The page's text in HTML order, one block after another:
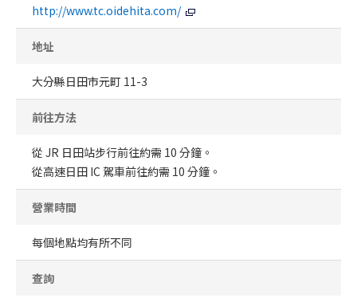
http://www.tc.oidehita.com/
地址
大分縣日田市元町 11-3
前往方法
從 JR 日田站步行前往約需 10 分鐘。
從高速日田 IC 駕車前往約需 10 分鐘。
營業時間
每個地點均有所不同
查詢